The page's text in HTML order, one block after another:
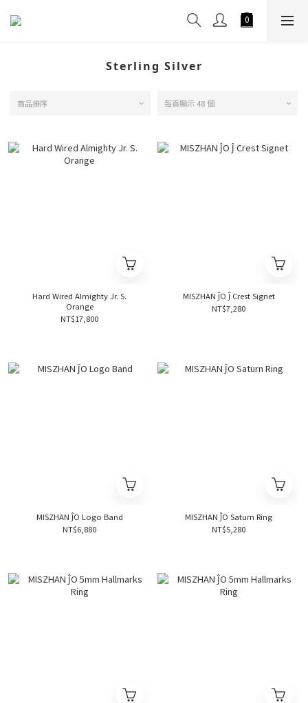
Sterling Silver
商品排序 每頁顯示 48 個
Hard Wired Almighty Jr. S.
Orange
NT$17,800
MISZHAN ĴO Ĵ Crest Signet
NT$7,280
MISZHAN ĴO Logo Band
NT$6,880
MISZHAN ĴO Saturn Ring
NT$5,280